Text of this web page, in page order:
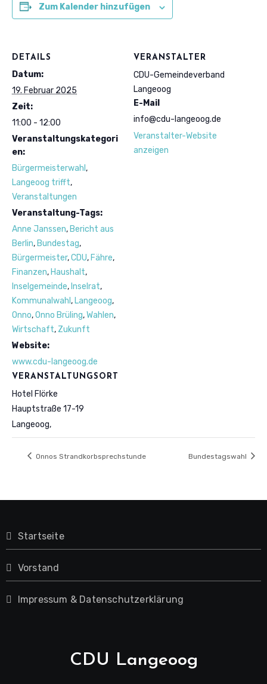
Zum Kalender hinzufügen
DETAILS
Datum:
19. Februar 2025
Zeit:
11:00 - 12:00
Veranstaltungskategori
en:
Bürgermeisterwahl ,
Langeoog trifft,
Veranstaltungen
Veranstaltung-Tags:
Anne Janssen, Bericht aus
Berlin, Bundestag,
Bürgermeister,CDU, Fähre,
Finanzen, Haushalt,
Inselgemeinde, Inselrat,
Kommunalwahl , Langeoog,
Onno,Onno Brüling,Wahlen,
Wirtschaft, Zukunft
Website:
www.cdu-langeoog.de
VERANSTALTUNGSORT
Hotel Flörke
Hauptstraße 17-19
Langeoog,
VERANSTALTER
CDU-Gemeindeverband
Langeoog
E-Mail
info@cdu-langeoog.de
Veranstalter-Website
anzeigen
Onnos Strandkorbsprechstunde Bundestagswahl
Startseite
Vorstand
Impressum & Datenschutzerklärung
CDU Langeoog